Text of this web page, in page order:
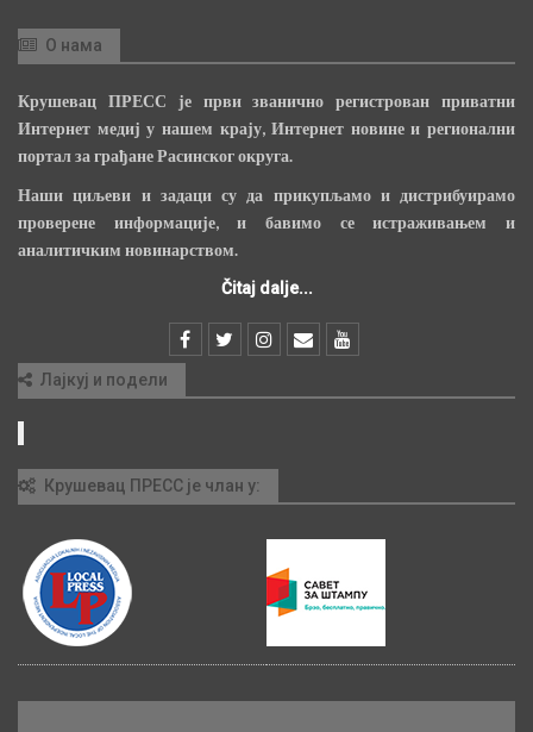
О нама
Крушевац ПРЕСС је први званично регистрован приватни
Интернет медиј у нашем крају, Интернет новине и регионални
портал за грађане Расинског округа.
Наши циљеви и задаци су да прикупљамо и дистрибуирамо
проверене информације, и бавимо се истраживањем и
аналитичким новинарством.
Čitaj dalje...
Лајкуј и подели
Крушевац ПРЕСС је члан у: